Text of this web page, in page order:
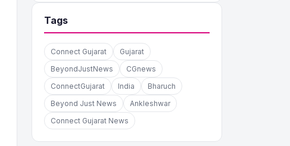
Tags
Connect Gujarat
Gujarat
BeyondJustNews
CGnews
ConnectGujarat
India
Bharuch
Beyond Just News
Ankleshwar
Connect Gujarat News